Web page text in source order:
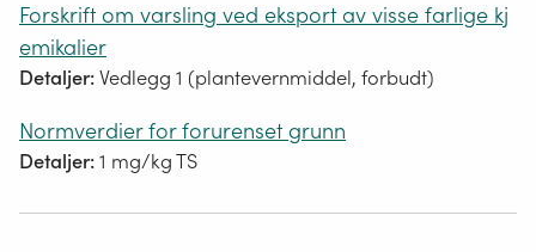
Forskrift om varsling ved eksport av visse farlige kj
emikalier
Detaljer:Vedlegg 1 (plantevernmiddel, forbudt)
Normverdier for forurenset grunn
Detaljer:1 mg/kg TS